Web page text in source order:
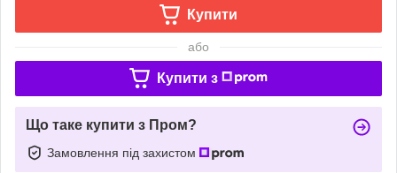
Купити
або
Купити з
Що таке купити з Пром?
Замовлення під захистом